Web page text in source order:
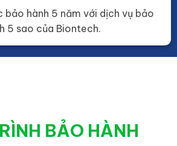
bảo hành 5 năm với dịch vụ bảo
5 sao của Biontech.
BẢO HÀNH